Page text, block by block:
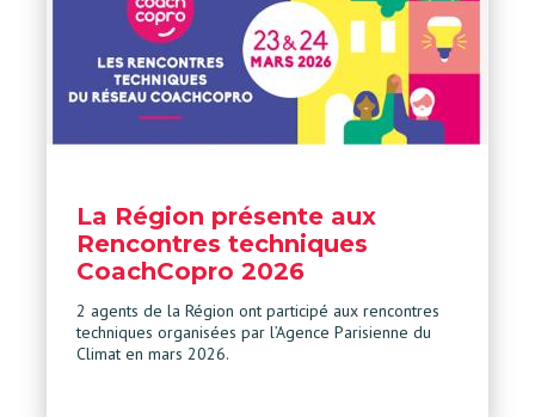
La Région présente aux
Rencontres techniques
CoachCopro 2026
2 agents de la Région ont participé aux rencontres
techniques organisées par l’Agence Parisienne du
Climat en mars 2026.